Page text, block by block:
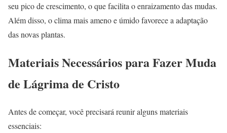
seu pico de crescimento, o que facilita o enraizamento das mudas.
Além disso, o clima mais ameno e úmido favorece a adaptação
das novas plantas.
Materiais Necessários para Fazer Muda
de Lágrima de Cristo
Antes de começar, você precisará reunir alguns materiais
essenciais: